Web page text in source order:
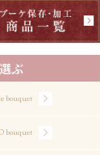
ぶ
bouquet
bouquet